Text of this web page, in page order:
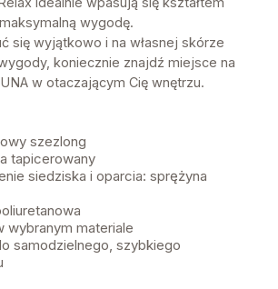
wygodę.
się wyjątkowo i na własnej skórze
koniecznie znajdź miejsce na
w otaczającym Cię wnętrzu.
szezlong
tapicerowany
siedziska i oparcia: sprężyna
wybranym materiale
samodzielnego, szybkiego